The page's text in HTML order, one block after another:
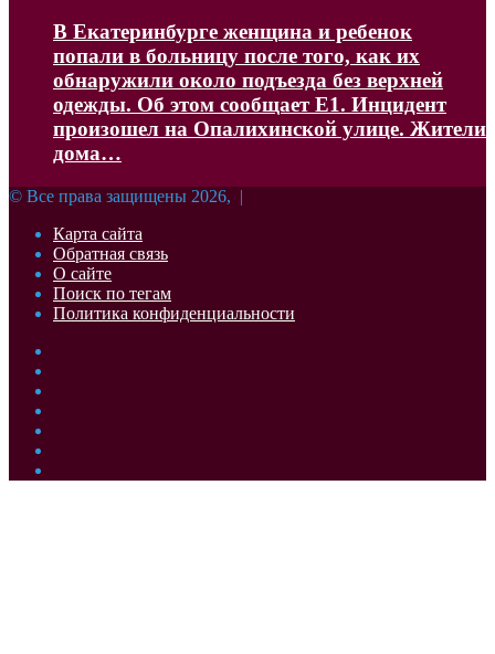
В Екатеринбурге женщина и ребенок
попали в больницу после того, как их
обнаружили около подъезда без верхней
одежды. Об этом сообщает Е1. Инцидент
произошел на Опалихинской улице. Жители
дома…
© Все права защищены 2026, |
Карта сайта
Обратная связь
О сайте
Поиск по тегам
Политика конфиденциальности